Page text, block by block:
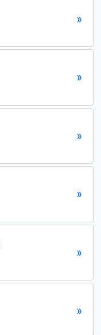
»
»
»
»
»
»